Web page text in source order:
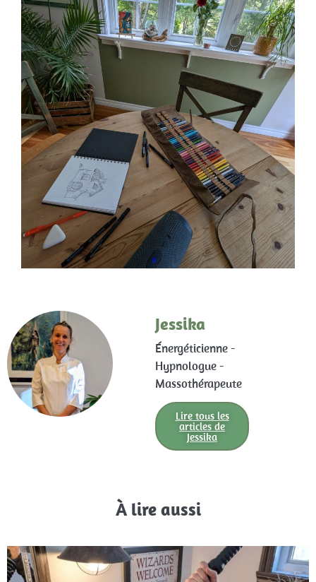
Jessika
Énergéticienne -
Hypnologue -
Massothérapeute
Lire tous les
articles de
Jessika
À lire aussi